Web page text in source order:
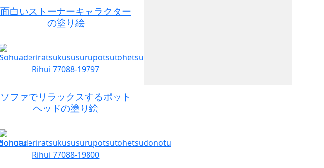
面白いストーナーキャラクター
の塗り絵
ソファでリラックスするポット
ヘッドの塗り絵